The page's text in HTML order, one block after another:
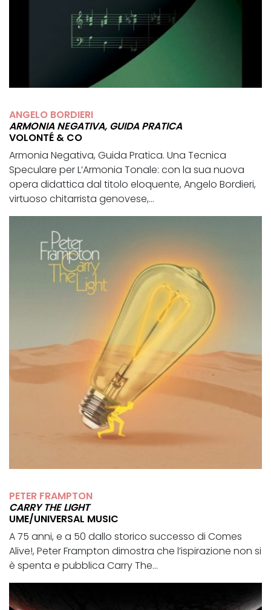
ANGELO BORDIERI
ARMONIA NEGATIVA, GUIDA PRATICA
VOLONTÉ & CO
Armonia Negativa, Guida Pratica. Una Tecnica
Speculare per L’Armonia Tonale: con la sua nuova
opera didattica dal titolo eloquente, Angelo Bordieri,
virtuoso chitarrista genovese,...
PETER FRAMPTON
CARRY THE LIGHT
UME/UNIVERSAL MUSIC
A 75 anni, e a 50 dallo storico successo di Comes
Alive!, Peter Frampton dimostra che l’ispirazione non si
è spenta e pubblica Carry The...